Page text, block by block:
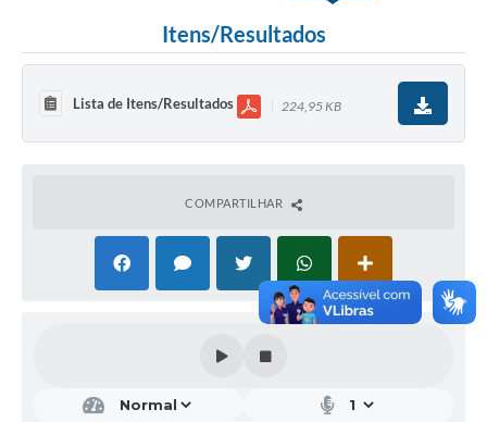
Itens/Resultados
Lista de Itens/Resultados 224,95 KB
COMPARTILHAR